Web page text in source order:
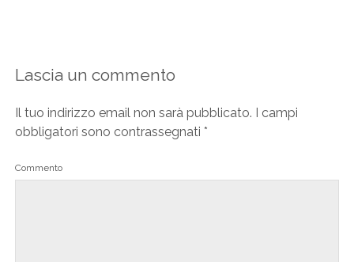
Lascia un commento
Il tuo indirizzo email non sarà pubblicato. I campi
obbligatori sono contrassegnati *
Commento